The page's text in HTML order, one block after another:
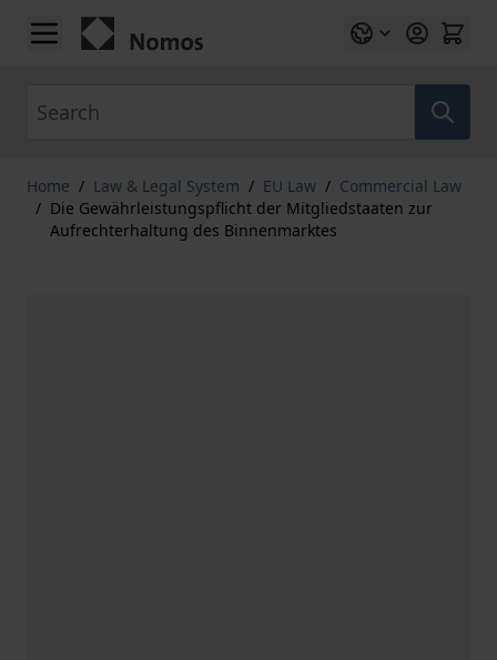
Skip to Content
Home / Law & Legal System / EU Law / Commercial Law
/ Die Gewährleistungspflicht der Mitgliedstaaten zur
Aufrechterhaltung des Binnenmarktes